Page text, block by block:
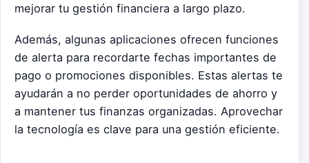
mejorar tu gestión financiera a largo plazo.
Además, algunas aplicaciones ofrecen funciones
de alerta para recordarte fechas importantes de
pago o promociones disponibles. Estas alertas te
ayudarán a no perder oportunidades de ahorro y
a mantener tus finanzas organizadas. Aprovechar
la tecnología es clave para una gestión eficiente.